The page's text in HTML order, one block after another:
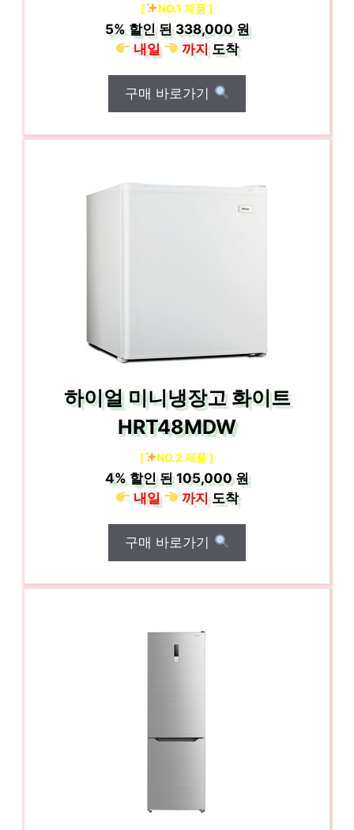
[ NO.1 제품 ]
5%할인 된338,000 원
내일
까지도착
구매 바로가기
하이얼 미니냉장고 화이트
HRT48MDW
[ NO.2 제품 ]
4% 할인 된105,000 원
내일
까지도착
구매 바로가기